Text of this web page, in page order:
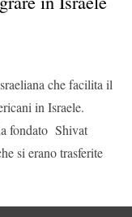
che facilita il
in Israele.
fondato Shivat
si erano trasferite